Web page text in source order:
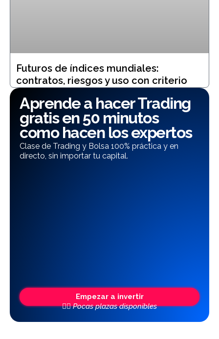
Futuros de índices mundiales:
contratos, riesgos y uso con criterio
Aprende a hacer Trading
gratis en 50 minutos
como hacen los expertos
Clase de Trading y Bolsa 100% práctica y en
directo, sin importar tu capital.
Empezar a invertir
👆🏼 Pocas plazas disponibles